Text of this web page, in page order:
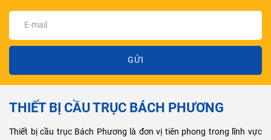
GỬI
THIẾT BỊ CẦU TRỤC BÁCH PHƯƠNG
Thiết bị cầu trục Bách Phương là đơn vị tiên phong trong lĩnh vực